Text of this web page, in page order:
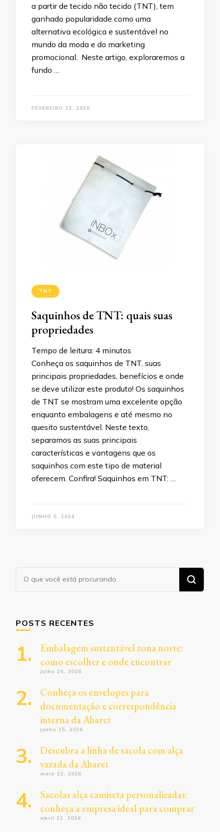
a partir de tecido não tecido (TNT), tem
ganhado popularidade como uma
alternativa ecológica e sustentável no
mundo da moda e do marketing
promocional. Neste artigo, exploraremos a
fundo …
FEVEREIRO 23, 2026
TNT
Saquinhos de TNT: quais suas
propriedades
Tempo de leitura: 4 minutos
Conheça os saquinhos de TNT, suas
principais propriedades, benefícios e onde
se deve utilizar este produto! Os saquinhos
de TNT se mostram uma excelente opção
enquanto embalagens e até mesmo no
quesito sustentável. Neste texto,
separamos as suas principais
características e vantagens que os
saquinhos com este tipo de material
oferecem. Confira! Saquinhos em TNT: …
JUNHO 5, 2024
Procurando
algo?
POSTS RECENTES
Embalagem sustentável zona norte:
como escolher e onde encontrar
julho 15, 2026
Conheça os envelopes para
documentação e correspondência
interna da Abaret
junho 15, 2026
Descubra a linha de sacola com alça
vazada da Abaret
maio 22, 2026
Sacolas alça camiseta personalizadas:
conheça a empresa ideal para comprar
abril 22, 2026